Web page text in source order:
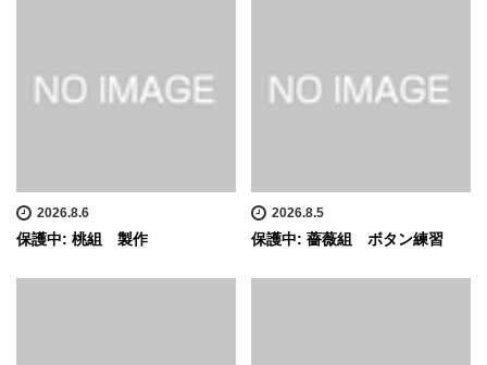
2026.8.6
保護中: 桃組 製作
2026.8.5
保護中: 薔薇組 ボタン練習